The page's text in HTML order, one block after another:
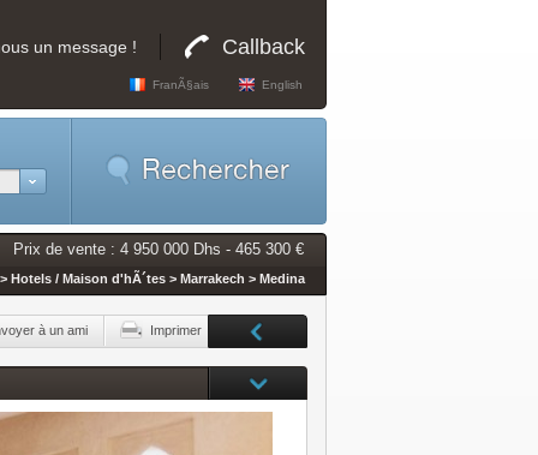
un message ! Callback
FranÃ§ais English
Prix de vente : 4 950 000 Dhs - 465 300 €
Hotels / Maison d'hÃ´tes > Marrakech > Medina
à un ami Imprimer